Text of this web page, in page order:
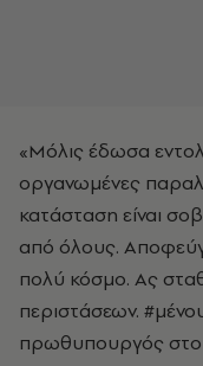
«Μόλις έδωσα
οργανωμένες
κατάσταση είναι
από όλους.
πολύ κόσμο. Ας
περιστάσεων.
πρωθυπουργός